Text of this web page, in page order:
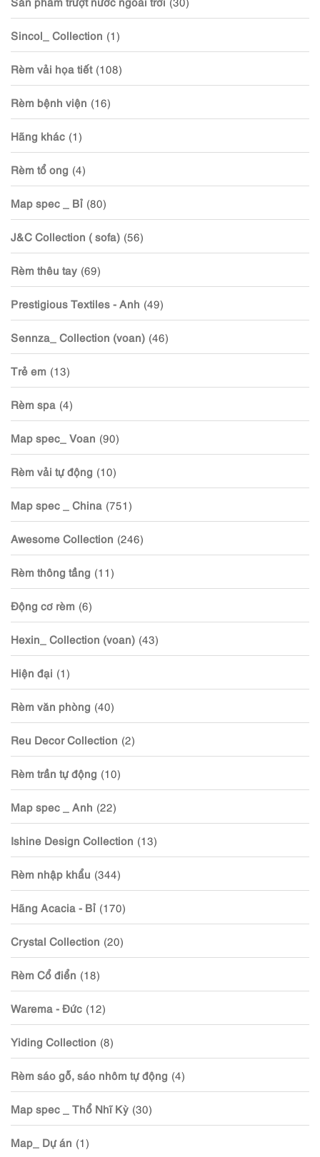
Sincol_ Collection (1)
Rèm vải họa tiết (108)
Rèm bệnh viện (16)
Hãng khác (1)
Rèm tổ ong (4)
Map spec _ Bỉ (80)
J&C Collection ( sofa) (56)
Rèm thêu tay (69)
Prestigious Textiles - Anh (49)
Sennza_ Collection (voan) (46)
Trẻ em (13)
Rèm spa (4)
Map spec_ Voan (90)
Rèm vải tự động (10)
Map spec _ China (751)
Awesome Collection (246)
Rèm thông tầng (11)
Động cơ rèm (6)
Hexin_ Collection (voan) (43)
Hiện đại (1)
Rèm văn phòng (40)
Reu Decor Collection (2)
Rèm trần tự động (10)
Map spec _ Anh (22)
Ishine Design Collection (13)
Rèm nhập khẩu (344)
Hãng Acacia - Bỉ (170)
Crystal Collection (20)
Rèm Cổ điển (18)
Warema - Đức (12)
Yiding Collection (8)
Rèm sáo gỗ, sáo nhôm tự động (4)
Map spec _ Thổ Nhĩ Kỳ (30)
Map_ Dự án (1)